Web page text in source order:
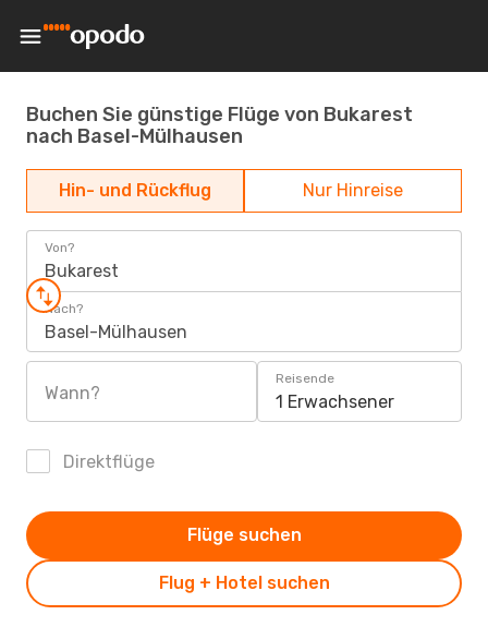
Buchen Sie günstige Flüge von Bukarest
nach Basel-Mülhausen
Hin- und Rückflug Nur Hinreise
Von?
Bukarest
Nach?
Basel-Mülhausen
Wann?
Reisende
1 Erwachsener
Direktflüge
Flug + Hotel suchen
Flüge suchen